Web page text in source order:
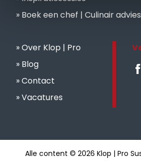
Boek een chef | Culinair advies
Over Klop | Pro
Blog
Contact
Vacatures
Alle content © 2026 Klop | Pro